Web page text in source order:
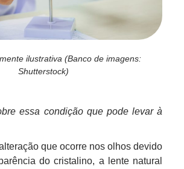
ilustrativa (Banco de imagens:
Shutterstock)
essa condição que pode levar à
que ocorre nos olhos devido
do cristalino, a lente natural